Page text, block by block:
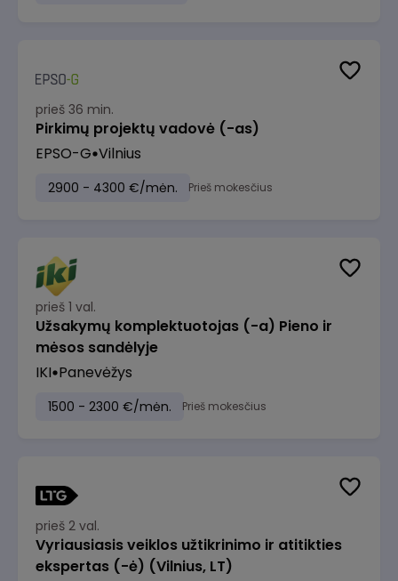
prieš 36 min.
Pirkimų projektų vadovė (-as)
EPSO-G Vilnius
2900 - 4300 €/mėn. Prieš mokesčius
prieš 1 val.
Užsakymų komplektuotojas (-a) Pieno ir
mėsos sandėlyje
IKI Panevėžys
1500 - 2300 €/mėn. Prieš mokesčius
prieš 2 val.
Vyriausiasis veiklos užtikrinimo ir atitikties
ekspertas (-ė) (Vilnius, LT)